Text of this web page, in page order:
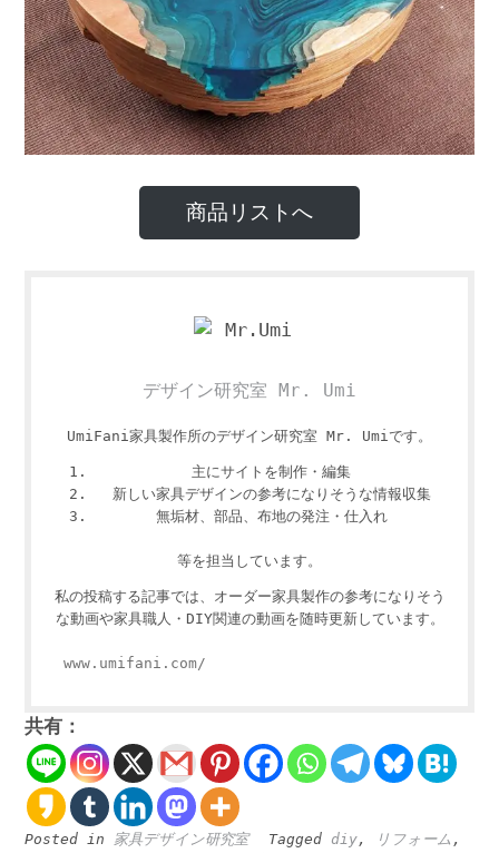
商品リストへ
デザイン研究室 Mr. Umi
UmiFani家具製作所のデザイン研究室 Mr. Umiです。
主にサイトを制作・編集
新しい家具デザインの参考になりそうな情報収集
無垢材、部品、布地の発注・仕入れ
等を担当しています。
私の投稿する記事では、オーダー家具製作の参考になりそう
な動画や家具職人・DIY関連の動画を随時更新しています。
www.umifani.com/
共有：
Posted in 家具デザイン研究室 Tagged diy, リフォーム ,